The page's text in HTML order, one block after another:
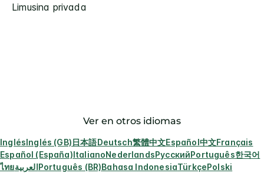
Limusina privada
Ver en otros idiomas
InglésInglés (GB)日本語Deutsch繁體中文Español中文Français
Español (España)ItalianoNederlandsРусскийPortuguês한국어
ไทยالعربيةPortuguês (BR)Bahasa IndonesiaTürkçePolski